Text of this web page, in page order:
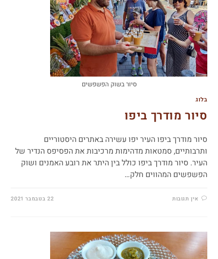
סיור בשוק הפשפשים
בלוג
סיור מודרך ביפו
סיור מודרך ביפו העיר יפו עשירה באתרים היסטוריים
ותרבותיים, סמטאות מדהימות מרכיבות את הפסיפס הנדיר של
העיר. סיור מודרך ביפו כולל בין היתר את רובע האמנים ושוק
הפשפשים המהווים חלק…
אין תגובות 22 בנובמבר 2021